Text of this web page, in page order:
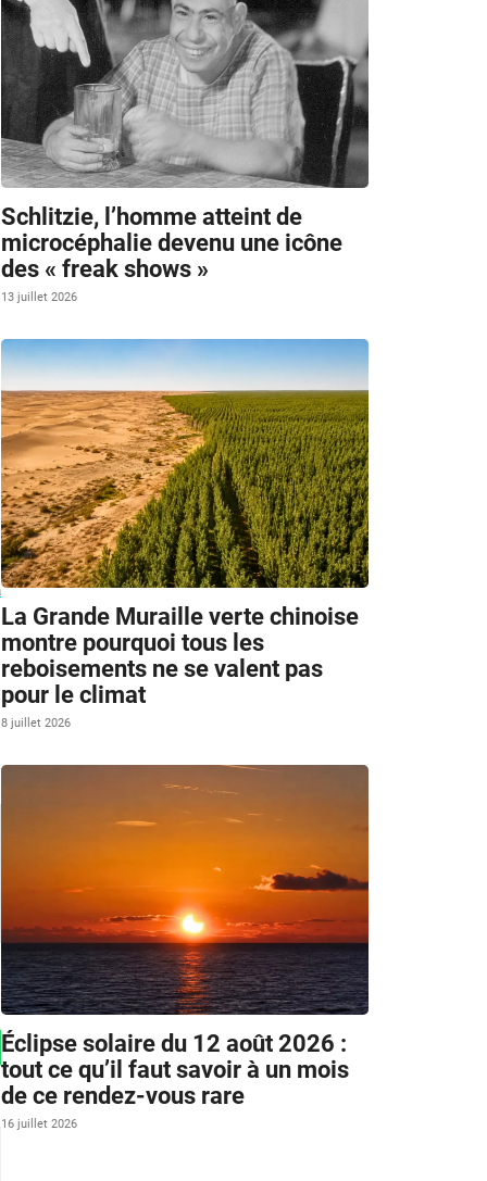
Schlitzie, l’homme atteint de
microcéphalie devenu une icône
des « freak shows »
13 juillet 2026
La Grande Muraille verte chinoise
montre pourquoi tous les
reboisements ne se valent pas
pour le climat
8 juillet 2026
Éclipse solaire du 12 août 2026 :
tout ce qu’il faut savoir à un mois
de ce rendez-vous rare
16 juillet 2026